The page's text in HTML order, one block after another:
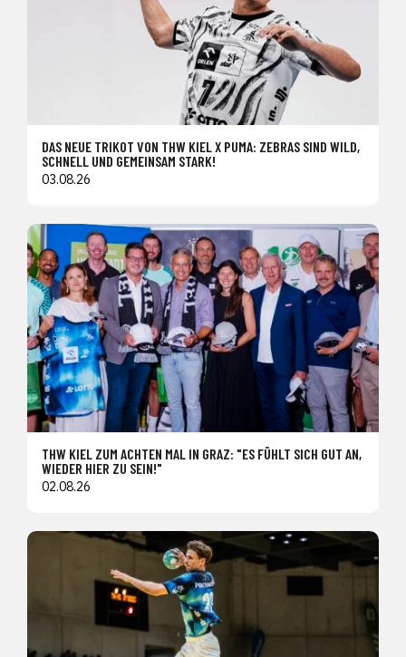
DAS NEUE TRIKOT VON THW KIEL X PUMA: ZEBRAS SIND WILD,
SCHNELL UND GEMEINSAM STARK!
03.08.26
THW KIEL ZUM ACHTEN MAL IN GRAZ: "ES FÜHLT SICH GUT AN,
WIEDER HIER ZU SEIN!"
02.08.26